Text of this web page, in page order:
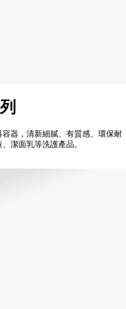
器，清新細膩、有質感、環保耐
潔面乳等洗護產品。